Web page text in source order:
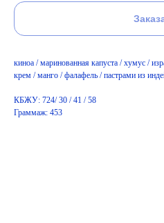
киноа / маринованная капуста / хумус /
крем / манго / фалафель / пастрами из
КБЖУ: 724/ 30 / 41 / 58
Граммаж: 453